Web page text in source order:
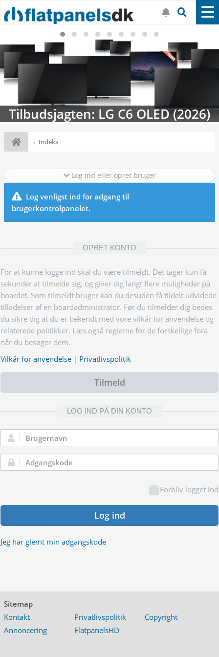
Tilbudsjagten: LG C6 OLED (2026)
Indeks
Log ind eller opret bruger
Log venligst ind for adgang til
brugerkontrolpanelet.
OPRET KONTO
For at kunne logge ind skal du være tilmeldt. Det tager kun få
sekunder at tilmelde sig, og giver dig langt flere muligheder på
boardet. Som tilmeldt bruger kan du desuden få tildelt udvidede
tilladelser af en boardadministrator. Før du tilmelder dig bedes
du sikre dig at du er bekendt med vore vilkår for anvendelse og
relaterede politikker. Læs også reglerne for de forskellige fora
når du besøger dem.
Vilkår for anvendelse | Privatlivspolitik
Tilmeld
LOG IND PÅ DIN KONTO
Brugernavn:
Adgangskode:
Forbliv logget ind
Log ind
Jeg har glemt min adgangskode
Sitemap
Kontakt
Privatlivspolitik
Copyright
Annoncering
FlatpanelsHD